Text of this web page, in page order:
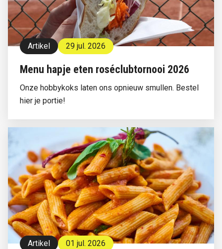
Artikel 29 jul. 2026
Menu hapje eten roséclubtornooi 2026
Onze hobbykoks laten ons opnieuw smullen. Bestel
hier je portie!
Artikel 01 jul. 2026